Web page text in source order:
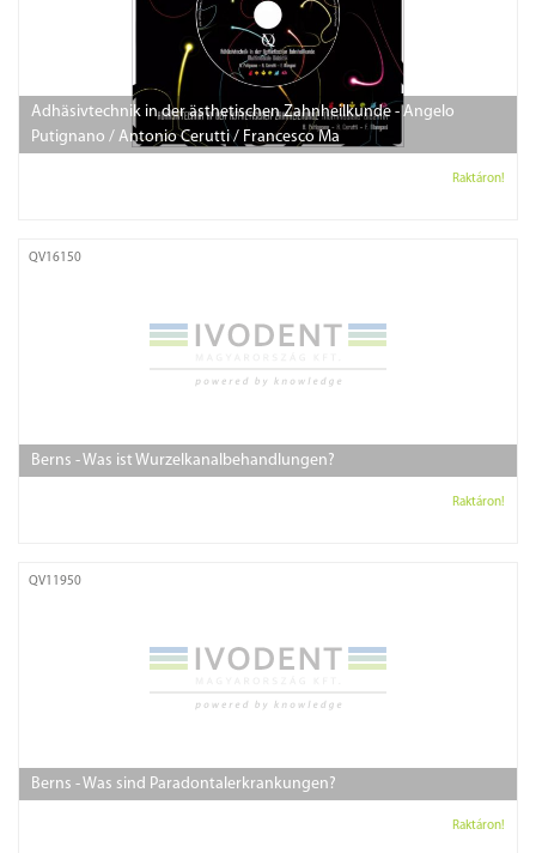
Adhäsivtechnik in der ästhetischen Zahnheilkunde - Angelo
Putignano / Antonio Cerutti / Francesco Ma
Raktáron!
QV16150
Berns - Was ist Wurzelkanalbehandlungen?
Raktáron!
QV11950
Berns - Was sind Paradontalerkrankungen?
Raktáron!